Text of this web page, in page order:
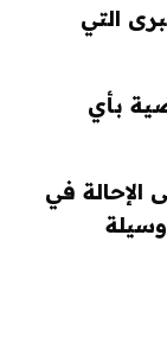
التي
بأي
في